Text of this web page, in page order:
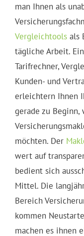
man Ihnen als
Vergleichtools als
tägliche Arbeit.
Tarifrechner,
Kunden- und
erleichtern Ihnen
gerade zu Beginn,
möchten. Der
wert auf
bedient sich
Mittel. Die
Bereich
kommen
machen es ihnen